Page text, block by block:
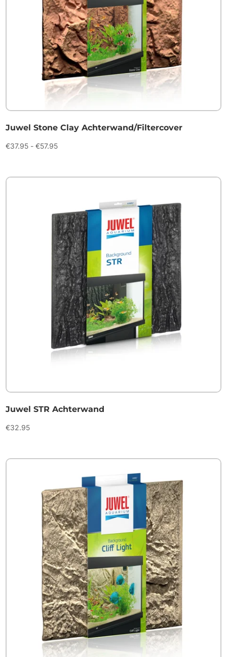
Juwel Stone Clay Achterwand/Filtercover
€37.95 - €57.95Prijsklasse:
€57.95
Juwel STR Achterwand
€32.95